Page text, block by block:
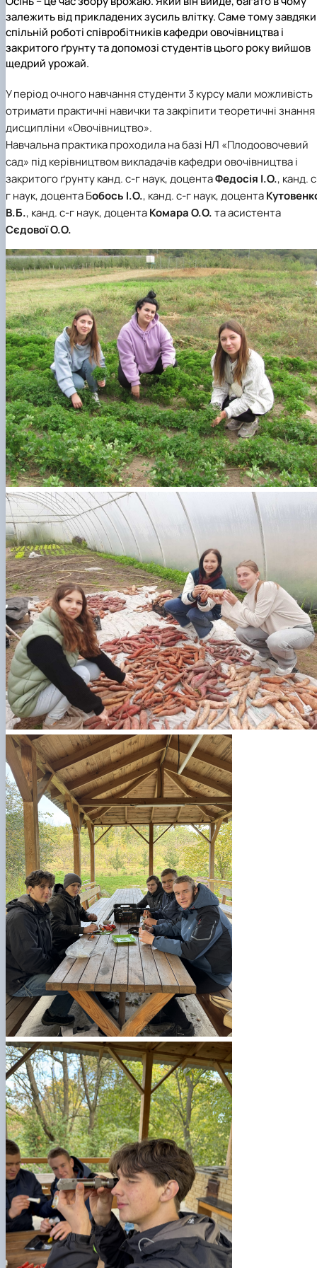
залежить від прикладених зусиль влітку. Саме тому завдяки
спільній роботі співробітників кафедри овочівництва і
закритого ґрунту та допомозі студентів цього року вийшов
щедрий урожай.
У період очного навчання студенти 3 курсу мали можливість
отримати практичні навички та закріпити теоретичні знання
дисципліни «Овочівництво».
Навчальна практика проходила на базі НЛ «Плодоовочевий
сад» під керівництвом викладачів кафедри овочівництва і
закритого ґрунту канд. с-г наук, доцентаФедосія І.О., канд.
г наук, доцента Бобось І.О., канд. с-г наук, доцента
В.Б., канд. с-г наук, доцентаКомара О.О.та асистента
Сєдової О.О.